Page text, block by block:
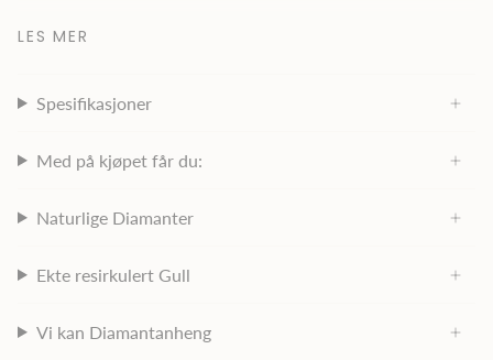
Carat:
Materia
Diamanthusettilbyr tidløse smykker av høy kvalitet,
LES MER
Spesifikasjoner
Med på kjøpet får du:
Naturlige Diamanter
Ekte resirkulert Gull
Vi kan Diamantanheng